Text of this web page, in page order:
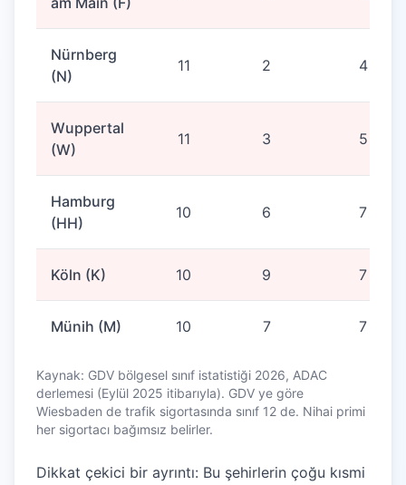
Nürnberg
(N)
11 2 4
Wuppertal
(W)
11 3 5
Hamburg
(HH)
10 6 7
Köln (K) 10 9 7
Münih (M) 10 7 7
Kaynak: GDV bölgesel sınıf istatistiği 2026, ADAC
derlemesi (Eylül 2025 itibarıyla). GDV ye göre
Wiesbaden de trafik sigortasında sınıf 12 de. Nihai primi
her sigortacı bağımsız belirler.
Dikkat çekici bir ayrıntı: Bu şehirlerin çoğu kısmi